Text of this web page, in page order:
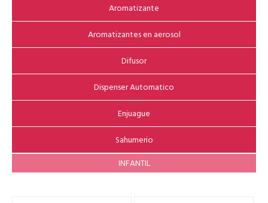
Aromatizante
Aromatizantes en aerosol
Difusor
Dispenser Automatico
Enjuague
Sahumerio
INFANTIL